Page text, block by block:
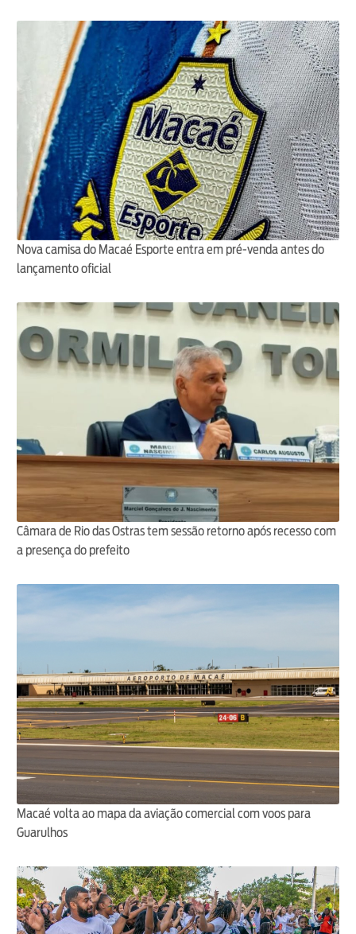
Nova camisa do Macaé Esporte entra em pré-venda antes do
lançamento oficial
Câmara de Rio das Ostras tem sessão retorno após recesso com
a presença do prefeito
Macaé volta ao mapa da aviação comercial com voos para
Guarulhos